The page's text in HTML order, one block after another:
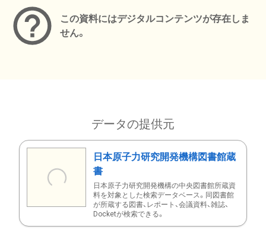
この資料にはデジタルコンテンツが存在しま
せん。
データの提供元
日本原子力研究開発機構図書館蔵
書
日本原子力研究開発機構の中央図書館所蔵資
料を対象とした検索データベース。同図書館
が所蔵する図書、レポート、会議資料、雑誌、
Docketが検索できる。